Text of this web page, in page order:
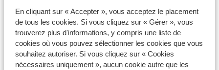
En cliquant sur « Accepter », vous acceptez le placement
de tous les cookies. Si vous cliquez sur « Gérer », vous
trouverez plus d'informations, y compris une liste de
cookies où vous pouvez sélectionner les cookies que vous
souhaitez autoriser. Si vous cliquez sur « Cookies
nécessaires uniquement », aucun cookie autre que les
Matériel de ski
Autres hébergements - Avoriaz